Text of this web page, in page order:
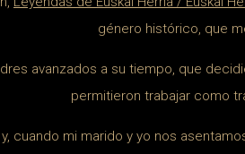
género histórico, que
avanzados a su tiempo, que
permitieron trabajar como
cuando mi marido y yo nos